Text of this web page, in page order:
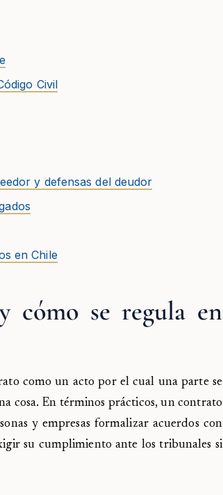
Civil
y defensas del deudor
en Chile
cómo se regula en
como un acto por el cual una parte se
cosa. En términos prácticos, un contrato
y empresas formalizar acuerdos con
su cumplimiento ante los tribunales si